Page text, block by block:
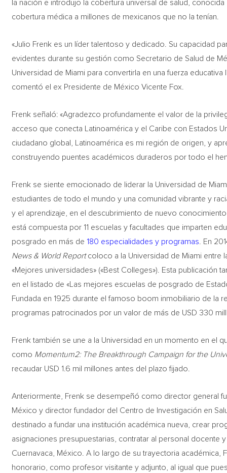
la nación e introdujo la cobertura universal de salud,
cobertura médica a millones de mexicanos que no la tenían.
«Julio Frenk es un líder talentoso y dedicado. Su capacidad
evidentes durante su gestión como Secretario de Salud de
Universidad de Miami para convertirla en una fuerza
comentó el ex Presidente de México Vicente Fox.
Frenk señaló: «Agradezco profundamente el valor de la
acceso que conecta Latinoamérica y el Caribe con Estados
ciudadano global, Latinoamérica es mi región de origen, y
construyendo puentes académicos duraderos por todo el
Frenk se siente emocionado de liderar la Universidad de
estudiantes de todo el mundo y una comunidad vibrante y
y el aprendizaje, en el descubrimiento de nuevo
está compuesta por 11 escuelas y facultades que imparten
posgrado en más de 180 especialidades y programas . En
News & World Reportcoloco a la Universidad de Miami entre
«Mejores universidades» («Best Colleges»). Esta publicación
en el listado de «Las mejores escuelas de posgrado de
Fundada en 1925 durante el famoso boom inmobiliario de la
programas patrocinados por un valor de más de USD 330
Frenk también se une a la Universidad en un momento en el
como Momentum2: The Breakthrough Campaign for the
recaudar USD 1.6 mil millones antes del plazo fijado.
Anteriormente, Frenk se desempeñó como director general
México y director fundador del Centro de Investigación en
destinado a fundar una institución académica nueva, crear
asignaciones presupuestarias, contratar al personal docente
Cuernavaca, México. A lo largo de su trayectoria académica,
honorario, como profesor visitante y adjunto, al igual que